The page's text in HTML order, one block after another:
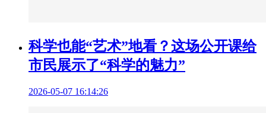
科学也能“艺术”地看？这场公开课给
市民展示了“科学的魅力”
2026-05-07 16:14:26